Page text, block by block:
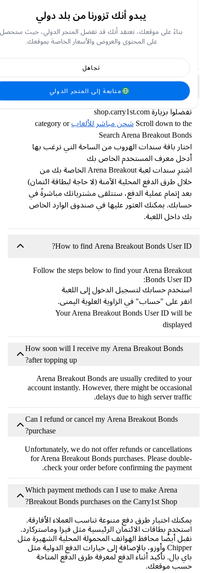
proper treatment to more than 10 different wound types
Bonds are a type of in-game currency in Arena Breakout
weapons, gear, and skins.
How do I top up Arena Breakout Bonds on Carry1st
Shop?
تفضلوا بزيارة shop.carry1st.com
Scroll down to the شحن مباشر للألعاب category or
Search Arena Breakout Bonds
اختار باقة سندات الهروب من الساحة التي ترغب بها
أدخل معرف المستخدم الخاص بك
اشترِ سندات لعبة Arena Breakout الخاصة بك من
خلال طرق الدفع المحلية الآمنة (لا حاجة لبطاقة ائتمان)
بعد إتمام عملية الدفع، ستتلقى مشترياتك مباشرةً في
حسابك. يمكنك العثور عليها في صندوق الوارد الخاص
بك داخل اللعبة.
How to find Arena Breakout Bonds User ID?
Follow the steps below to find your Arena Breakout
Bonds User ID:
استخدم حسابك لتسجيل الدخول إلى اللعبة
انقر على "حساب" في الزاوية العلوية اليمنى.
Your Arena Breakout Bonds User ID will be
displayed
How soon will I receive my Arena Breakout Bonds
after topping up?
Arena Breakout Bonds are usually credited to your
account instantly. However, there might be occasional
delays due to high server traffic.
Can I refund or cancel my Arena Breakout Bonds
purchase?
Unfortunately, we do not offer refunds or cancellations
for Arena Breakout Bonds purchases. Please double-
check your order before confirming the payment.
Which payment methods can I use to make Arena
Breakout Bonds purchases on the Carry1st Shop?
يمكنك اختيار طرق دفع متنوعة تناسب العملاء الأفارقة.
استخدم بطاقات الائتمان الرئيسية مثل فيزا وماستركارد.
نقبل أيضًا محافظ الهواتف المحمولة المحلية الشهيرة مثل
Chipper وأوزو، بالإضافة إلى خيارات الدفع الدولية مثل
باي بال. تأكيد أثناء الدفع لمعرفة طرق الدفع المتاحة
حسب موقعك.
يبدو أنك تزورنا من بلد دولي
بناءً على موقعك، نعتقد أنك قد تفضل المتجر الدولي، حيث ستحصل
على المحتوى والعروض والأسعار الخاصة بموقعك.
متابعة إلى المتجر الدولي